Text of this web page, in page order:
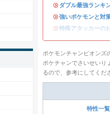
・ ダブル最強ランキ
・強いポケモンと対
・特殊アタッカーの
ポケモンチャンピオンズ
ポケチャンでさいせいり
るので、参考にしてくだ
特性一覧